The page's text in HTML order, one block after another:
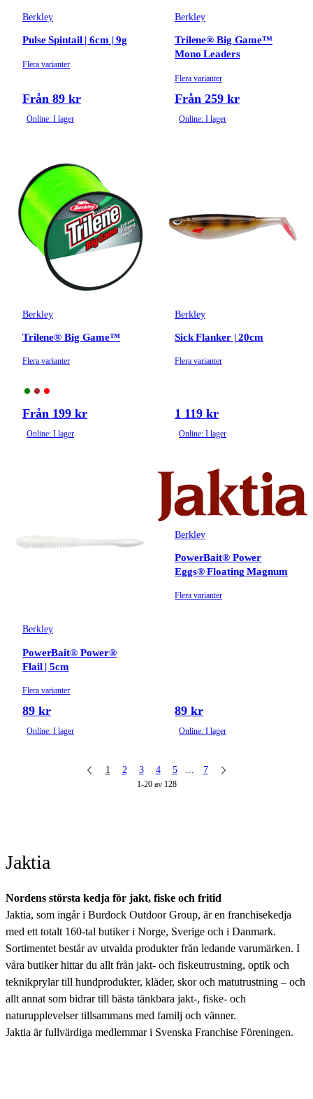
Berkley
Pulse Spintail | 6cm | 9g
Flera varianter
Från 89 kr
Online: I lager
Berkley
Trilene® Big Game™
Mono Leaders
Flera varianter
Från 259 kr
Online: I lager
Berkley
Trilene® Big Game™
Flera varianter
Från 199 kr
Online: I lager
Berkley
Sick Flanker | 20cm
Flera varianter
1 119 kr
Online: I lager
Berkley
PowerBait® Power®
Flail | 5cm
Flera varianter
89 kr
Online: I lager
Berkley
PowerBait® Power
Eggs® Floating Magnum
Flera varianter
89 kr
Online: I lager
1 2 3 4 5 ... 7
1-20 av 128
Jaktia
Nordens största kedja för jakt, fiske och fritid
Jaktia, som ingår i Burdock Outdoor Group, är en franchisekedja
med ett totalt 160-tal butiker i Norge, Sverige och i Danmark.
Sortimentet består av utvalda produkter från ledande varumärken. I
våra butiker hittar du allt från jakt- och fiskeutrustning, optik och
teknikprylar till hundprodukter, kläder, skor och matutrustning – och
allt annat som bidrar till bästa tänkbara jakt-, fiske- och
naturupplevelser tillsammans med familj och vänner.
Jaktia är fullvärdiga medlemmar i Svenska Franchise Föreningen.